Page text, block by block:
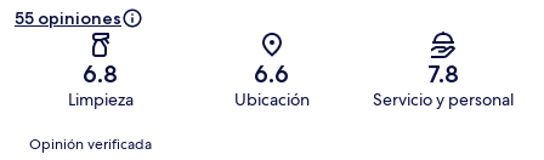
55 opiniones
6.8
Limpieza
6.6
Ubicación
7.8
Servicio y personal
Opiniones
Opinión verificada